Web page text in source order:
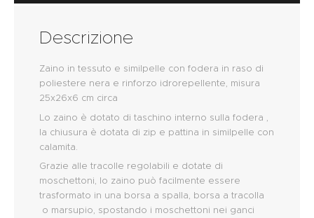
Descrizione
Zaino in tessuto e similpelle con fodera in raso di
poliestere nera e rinforzo idrorepellente, misura
25x26x6 cm circa
Lo zaino è dotato di taschino interno sulla fodera ,
la chiusura è dotata di zip e pattina in similpelle con
calamita.
Grazie alle tracolle regolabili e dotate di
moschettoni, lo zaino può facilmente essere
trasformato in una borsa a spalla, borsa a tracolla
o marsupio, spostando i moschettoni nei ganci